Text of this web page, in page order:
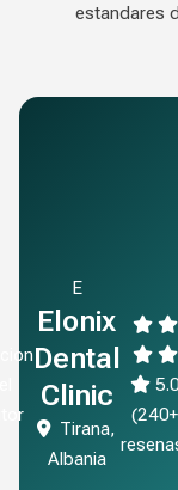
estandares
E
Elonix
Dental
Clinic
Tirana,
Albania
(240+